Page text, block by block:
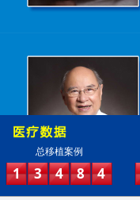
总移植案例
1 3 4 8 4